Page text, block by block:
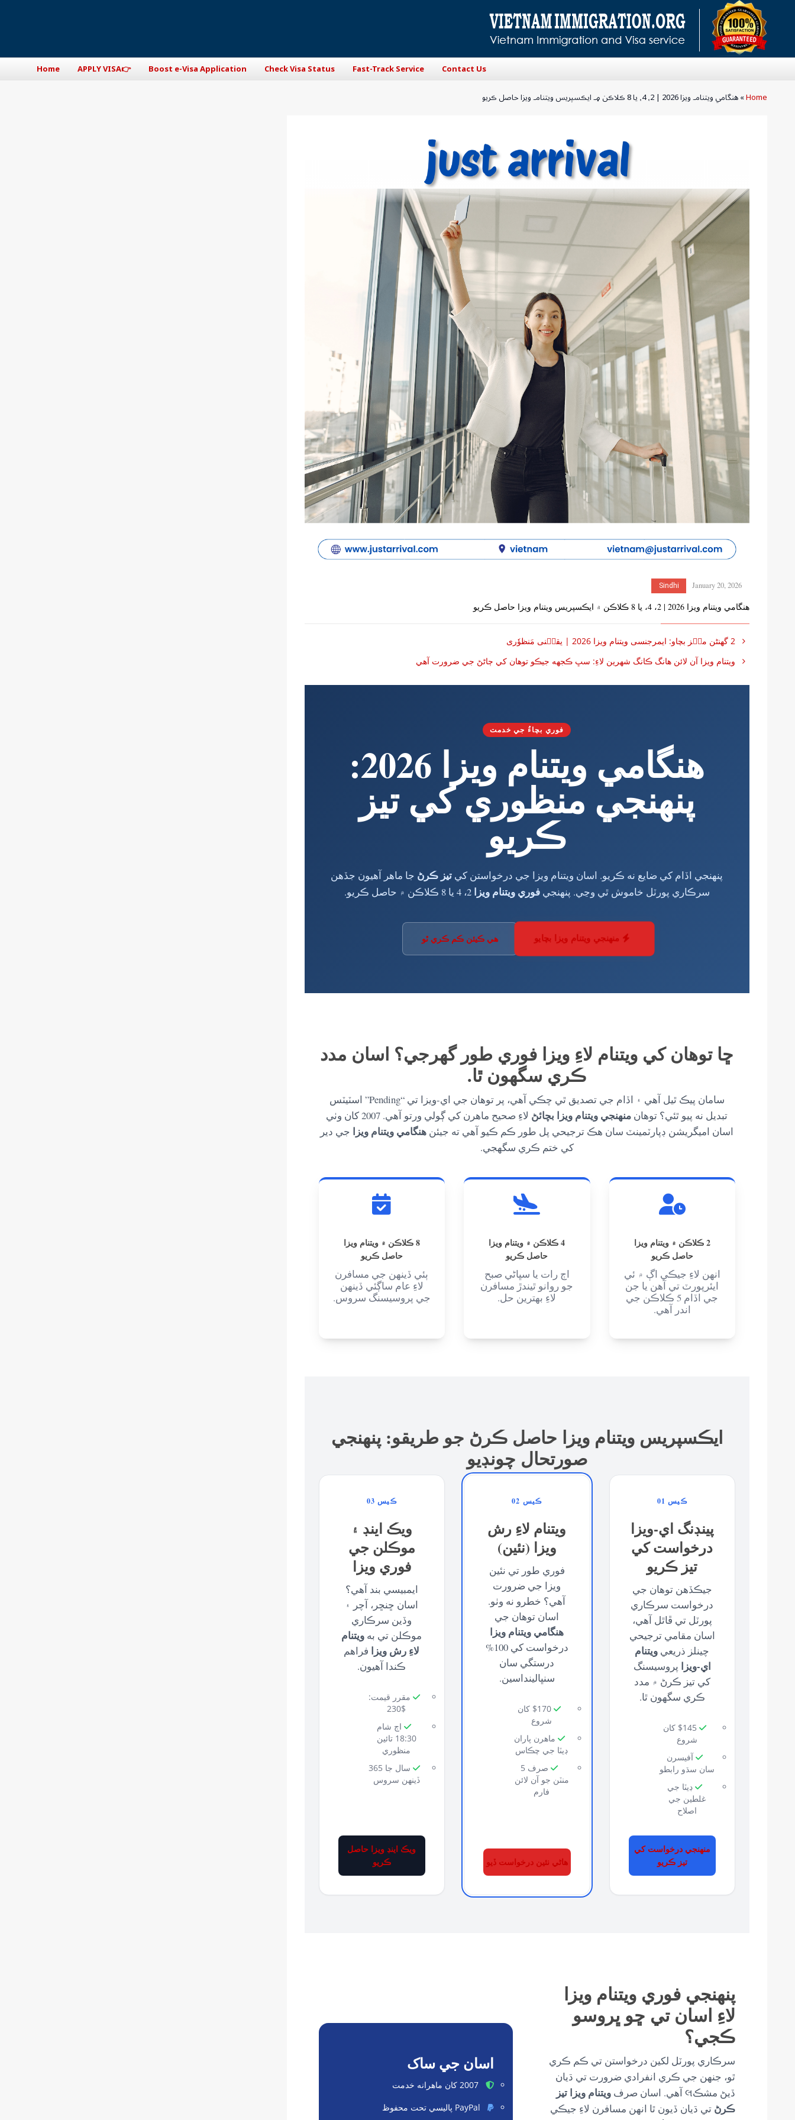
Home 👉APPLY VISA Boost e-Visa Application Check Visa Status Fast-Track Service
Contact Us
Home
»هنگامي ويتنام ويزا 2026 | 2، 4، يا 8 ڪلاڪن ۾ ايڪسپريس ويتنام ويزا حاصل ڪريو
January 20, 2026
Sindhi
هنگامي ويتنام ويزا 2026 | 2، 4، يا 8 ڪلاڪن ۾ ايڪسپريس ويتنام ويزا حاصل ڪريو
ويتنام ويزا آن لائن هانگ ڪانگ شهرين لاءِ: سڀ ڪجهه جيڪو توهان کي ڄاڻڻ جي ضرورت آهي
فوري بچاءُ جي خدمت
هنگامي ويتنام ويزا 2026:
پنهنجي منظوري کي تيز
ڪريو
پنهنجي اڏام کي ضايع نه ڪريو. اسان ويتنام ويزا جي درخواستن کي تيز ڪرڻ جا ماهر آهيون جڏهن
سرڪاري پورٽل خاموش ٿي وڃي. پنهنجيفوري ويتنام ويزا 2، 4 يا 8 ڪلاڪن ۾ حاصل ڪريو.
منهنجي ويتنام ويزا بچايو هي ڪيئن ڪم ڪري ٿو
ڇا توهان کي ويتنام لاءِ ويزا فوري طور گهرجي؟ اسان مدد
ڪري سگهون ٿا.
سامان پيڪ ٿيل آهي ۽ اڏام جي تصديق ٿي چڪي آهي، پر توهان جي اي-ويزا تي “Pending” اسٽيٽس
تبديل نه پيو ٿئي؟ توهان منهنجي ويتنام ويزا بچائڻ
لاءِ صحيح ماهرن کي ڳولي ورتو آهي. 2007 کان وٺي
اسان اميگريشن ڊپارٽمينٽ سان هڪ ترجيحي پل طور ڪم ڪيو آهي ته جيئن هنگامي ويتنام ويزا جي دير
کي ختم ڪري سگهجي.
2 ڪلاڪن ۾ ويتنام ويزا
حاصل ڪريو
انهن لاءِ جيڪي اڳ ۾ ئي
ايئرپورٽ تي آهن يا جن
جي اڏام 5 ڪلاڪن جي
اندر آهي.
4 ڪلاڪن ۾ ويتنام ويزا
حاصل ڪريو
اڄ رات يا سڀاڻي صبح
جو روانو ٿيندڙ مسافرن
لاءِ بهترين حل.
8 ڪلاڪن ۾ ويتنام ويزا
حاصل ڪريو
ٻئي ڏينهن جي مسافرن
لاءِ عام ساڳئي ڏينهن
جي پروسيسنگ سروس.
ايڪسپريس ويتنام ويزا حاصل ڪرڻ جو طريقو: پنهنجي
صورتحال چونڊيو
ڪيس 01
پينڊنگ اي-ويزا
درخواست کي
تيز ڪريو
جيڪڏهن توهان جي
درخواست سرڪاري
پورٽل تي ڦاٿل آهي،
اسان مقامي ترجيحي
چينلز ذريعي ويتنام
اي-ويزا پروسيسنگ
کي تيز ڪرڻ ۾ مدد
ڪري سگهون ٿا.
$145 کان
شروع
آفيسرن
سان سڌو رابطو
ڊيٽا جي
غلطين جي
اصلاح
منهنجي درخواست کي
تيز ڪريو
ڪيس 02
ويتنام لاءِ رش
ويزا (نئين)
فوري طور تي نئين
ويزا جي ضرورت
آهي؟ خطرو نه وٺو.
اسان توهان جي
هنگامي ويتنام ويزا
درخواست کي 100%
درستگي سان
سنڀالينداسين.
$170 کان
شروع
ماهرن پاران
ڊيٽا جي چڪاس
صرف 5
منٽن جو آن لائن
فارم
هاڻي نئين درخواست ڏيو
ڪيس 03
ويڪ اينڊ ۽
موڪلن جي
فوري ويزا
ايمبيسي بند آهي؟
اسان ڇنڇر، آچر ۽
وڏين سرڪاري
موڪلن تي به ويتنام
لاءِ رش ويزا فراهم
ڪندا آهيون.
مقرر قيمت:
$230
اڄ شام
18:30 تائين
منظوري
سال جا 365
ڏينهن سروس
ويڪ اينڊ ويزا حاصل
ڪريو
پنهنجي فوري ويتنام ويزا
لاءِ اسان تي ڇو ڀروسو
ڪجي؟
سرڪاري پورٽل لکين درخواستن تي ڪم ڪري
ٿو، جنهن جي ڪري انفرادي ضرورت تي ڌيان
ڏيڻ مشڪલ آهي. اسان صرف
ويتنام ويزا تيز
ڪرڻ تي ڌيان ڏيون ٿا انهن مسافرن لاءِ جيڪي
اسان جي ساک
2007 کان ماهرانه خدمت